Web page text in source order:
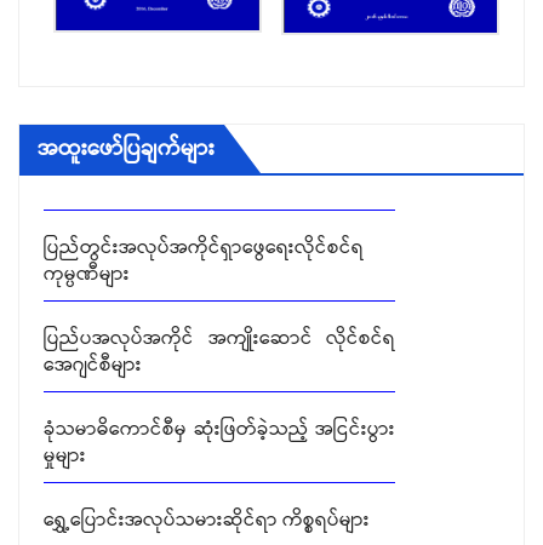
အထူးဖော်ပြချက်များ
ရွှေ့ပြောင်းအလုပ်သမားဆိုင်ရာ ကိစ္စရပ်များ
တင်ဒါခေါ်ယူခြင်း
ပြည်တွင်းအလုပ်အကိုင်ရှာဖွေရေးလိုင်စင်ရ
ကုမ္ပဏီများ
ပြည်ပအလုပ်အကိုင် အကျိုးဆောင် လိုင်စင်ရ
အေဂျင်စီများ
ခုံသမာဓိကောင်စီမှ ဆုံးဖြတ်ခဲ့သည့် အငြင်းပွား
မှုများ
ရွှေ့ပြောင်းအလုပ်သမားဆိုင်ရာ ကိစ္စရပ်များ